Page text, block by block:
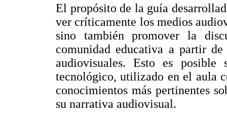
El propósito de la guía
ver críticamente los medios
sino también promover la
comunidad educativa a partir
audiovisuales. Esto es
tecnológico, utilizado en el aula
conocimientos más pertinentes
su narrativa audiovisual.